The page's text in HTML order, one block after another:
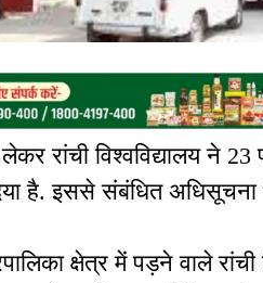
रांची विश्वविद्यालय ने 23
है. इससे संबंधित अधिसूचना
क्षेत्र में पड़ने वाले रांची